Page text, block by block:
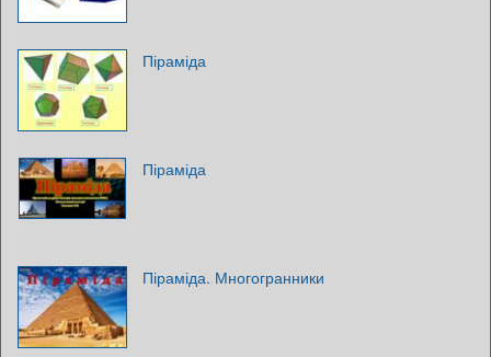
Піраміда
Піраміда
Піраміда. Многогранники